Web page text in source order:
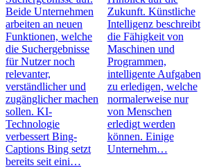
Beide Unternehmen
arbeiten an neuen
Funktionen, welche
die Suchergebnisse
für Nutzer noch
relevanter,
verständlicher und
zugänglicher machen
sollen. KI-
Technologie
verbessert Bing-
Captions Bing setzt
bereits seit eini…
Zukunft. Künstliche
Intelligenz beschreibt
die Fähigkeit von
Maschinen und
Programmen,
intelligente Aufgaben
zu erledigen, welche
normalerweise nur
von Menschen
erledigt werden
können. Einige
Unternehm…